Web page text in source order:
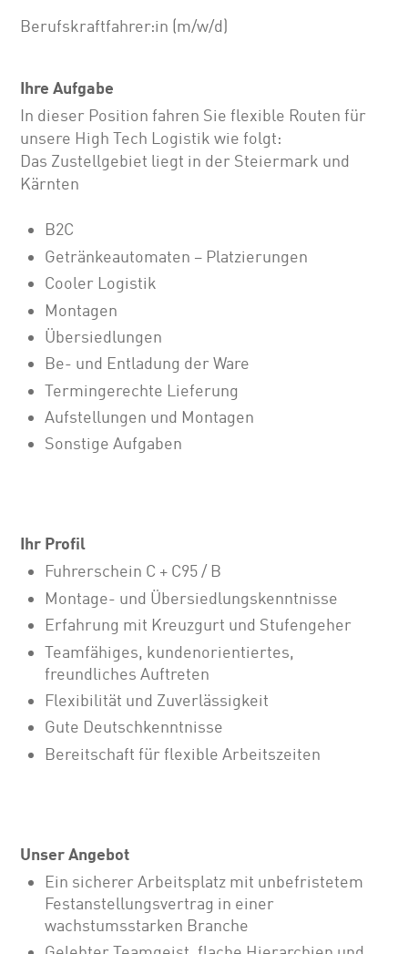
Berufskraftfahrer:in (m/w/d)
Ihre Aufgabe
In dieser Position fahren Sie flexible Routen für
unsere High Tech Logistik wie folgt:
Das Zustellgebiet liegt in der Steiermark und
Kärnten
B2C
Getränkeautomaten – Platzierungen
Cooler Logistik
Montagen
Übersiedlungen
Be- und Entladung der Ware
Termingerechte Lieferung
Aufstellungen und Montagen
Sonstige Aufgaben
Ihr Profil
Fuhrerschein C + C95 / B
Montage- und Übersiedlungskenntnisse
Erfahrung mit Kreuzgurt und Stufengeher
Teamfähiges, kundenorientiertes,
freundliches Auftreten
Flexibilität und Zuverlässigkeit
Gute Deutschkenntnisse
Bereitschaft für flexible Arbeitszeiten
Unser Angebot
Ein sicherer Arbeitsplatz mit unbefristetem
Festanstellungsvertrag in einer
wachstumsstarken Branche